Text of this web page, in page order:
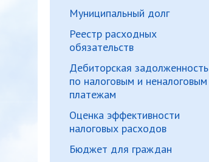
Муниципальный долг
Реестр расходных
обязательств
Дебиторская задолженность
по налоговым и неналоговым
платежам
Оценка эффективности
налоговых расходов
Бюджет для граждан